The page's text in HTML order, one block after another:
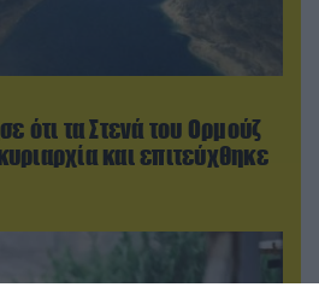
ότι τα Στενά του Ορμούζ
και επιτεύχθηκε